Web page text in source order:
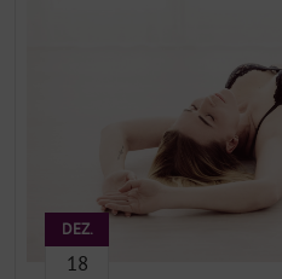
DEZ.
18